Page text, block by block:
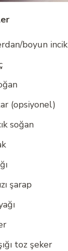
boyun incik
(opsiyonel)
soğan
şarap
toz şeker